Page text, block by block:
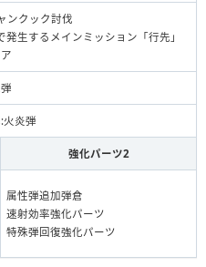
ンクック討伐
発生するメインミッション「行先」
火炎弾
強化パーツ2
属性弾追加弾倉
速射効率強化パーツ
特殊弾回復強化パーツ